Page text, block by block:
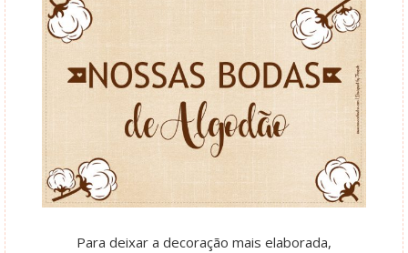
Para deixar a decoração mais elaborada,